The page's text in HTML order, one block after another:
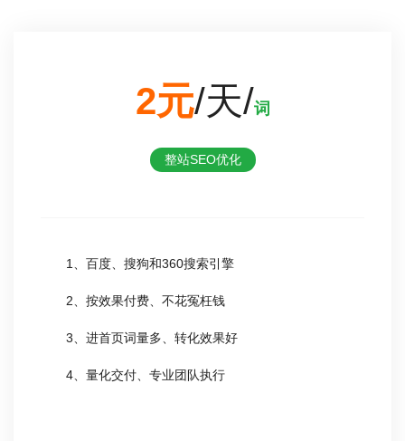
2元/天/词
整站SEO优化
1、百度、搜狗和360搜索引擎
2、按效果付费、不花冤枉钱
3、进首页词量多、转化效果好
4、量化交付、专业团队执行